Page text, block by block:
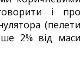
і про
(пелети
2% від маси